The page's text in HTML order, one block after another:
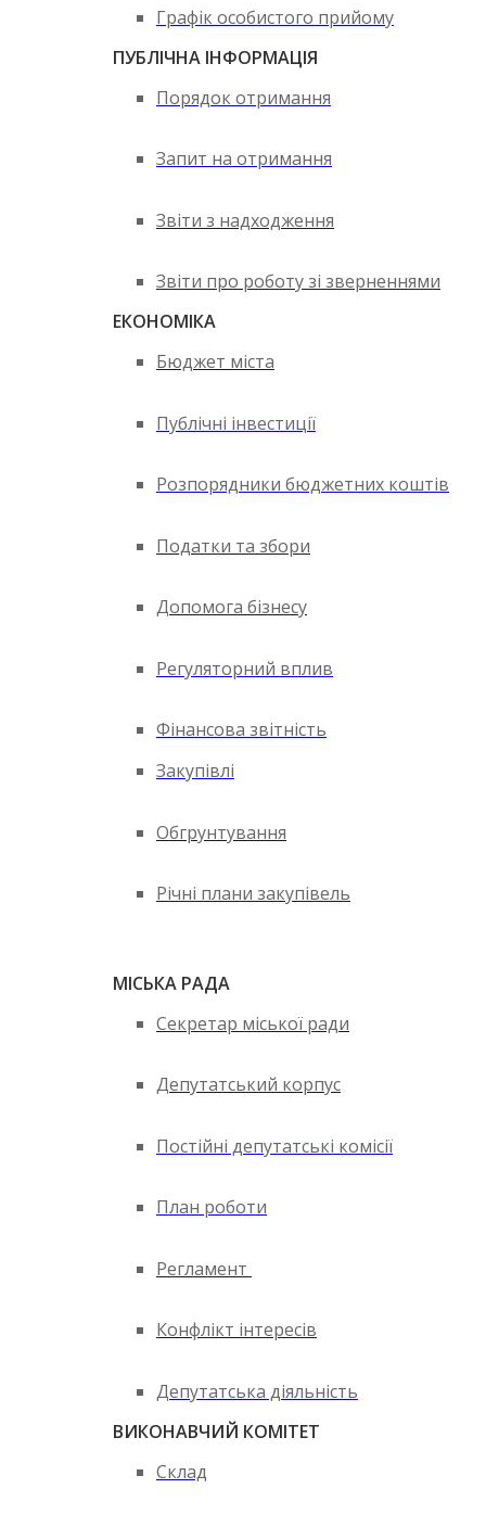
Графік особистого прийому
ПУБЛІЧНА ІНФОРМАЦІЯ
Порядок отримання
Запит на отримання
Звіти з надходження
Звіти про роботу зі зверненнями
ЕКОНОМІКА
Бюджет міста
Публічні інвестиції
Розпорядники бюджетних коштів
Податки та збори
Допомога бізнесу
Регуляторний вплив
Фінансова звітність
Закупівлі
Обгрунтування
Річні плани закупівель
МІСЬКА РАДА
Секретар міської ради
Депутатський корпус
Постійні депутатські комісії
План роботи
Регламент
Конфлікт інтересів
Депутатська діяльність
ВИКОНАВЧИЙ КОМІТЕТ
Склад